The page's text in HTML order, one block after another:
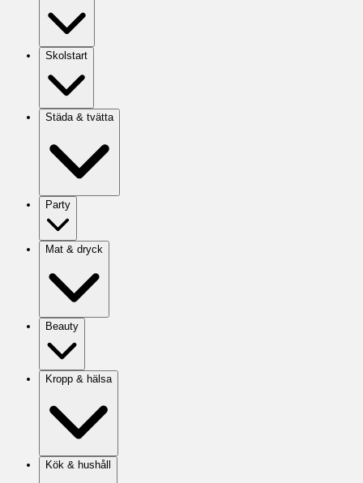
Skolstart
Städa & tvätta
Party
Mat & dryck
Beauty
Kropp & hälsa
Kök & hushåll